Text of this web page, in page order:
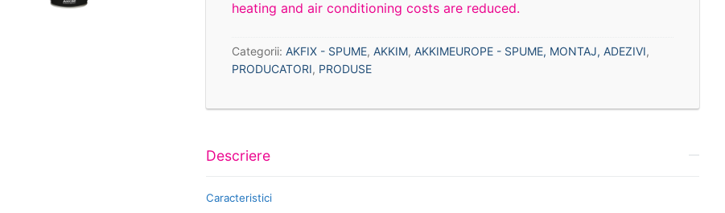
heating and air conditioning costs are reduced.
Categorii:AKFIX - SPUME,AKKIM,AKKIMEUROPE - SPUME, MONTAJ, ADEZIVI,
PRODUCATORI, PRODUSE
Descriere
Caracteristici